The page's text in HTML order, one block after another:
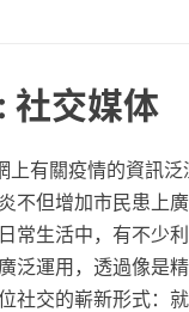
社交媒体
上有關疫情的資訊
不但增加市民患上
常生活中，有不少
泛運用，透過像是
社交的嶄新形式：